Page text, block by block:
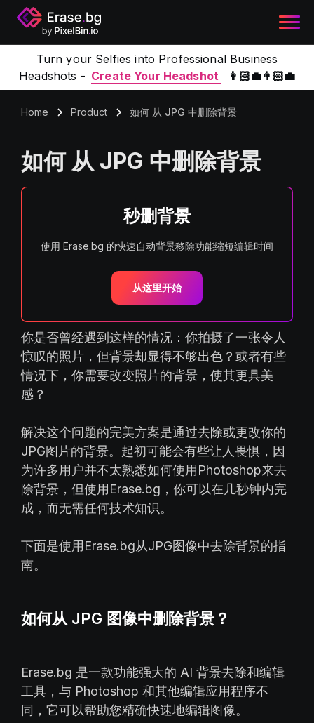
Turn your Selfies into Professional Business
Headshots - Create Your Headshot 👩🏻‍💼👨🏻‍💼
Home Product 如何 从 JPG 中删除背景
如何 从 JPG 中删除背景
秒删背景
使用 Erase.bg 的快速自动背景移除功能缩短编辑时间
从这里开始
你是否曾经遇到这样的情况：你拍摄了一张令人
惊叹的照片，但背景却显得不够出色？或者有些
情况下，你需要改变照片的背景，使其更具美
感？
解决这个问题的完美方案是通过去除或更改你的
JPG图片的背景。起初可能会有些让人畏惧，因
为许多用户并不太熟悉如何使用Photoshop来去
除背景，但使用Erase.bg，你可以在几秒钟内完
成，而无需任何技术知识。
下面是使用Erase.bg从JPG图像中去除背景的指
南。
如何从 JPG 图像中删除背景？
Erase.bg 是一款功能强大的 AI 背景去除和编辑
工具，与 Photoshop 和其他编辑应用程序不
同，它可以帮助您精确快速地编辑图像。